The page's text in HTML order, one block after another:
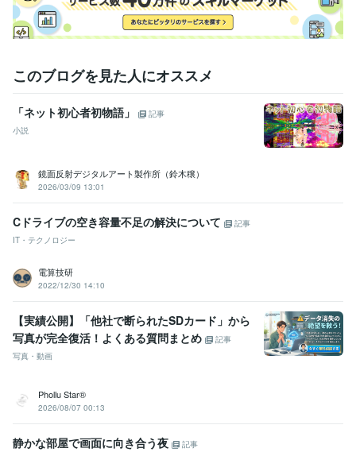
このブログを見た人にオススメ
「ネット初心者初物語」
記事
小説
鏡面反射デジタルアート製作所（鈴木穣）
2026/03/09 13:01
Cドライブの空き容量不足の解決について
記事
IT・テクノロジー
電算技研
2022/12/30 14:10
【実績公開】「他社で断られたSDカード」から
写真が完全復活！よくある質問まとめ
記事
写真・動画
Phollu Star®
2026/08/07 00:13
静かな部屋で画面に向き合う夜
記事